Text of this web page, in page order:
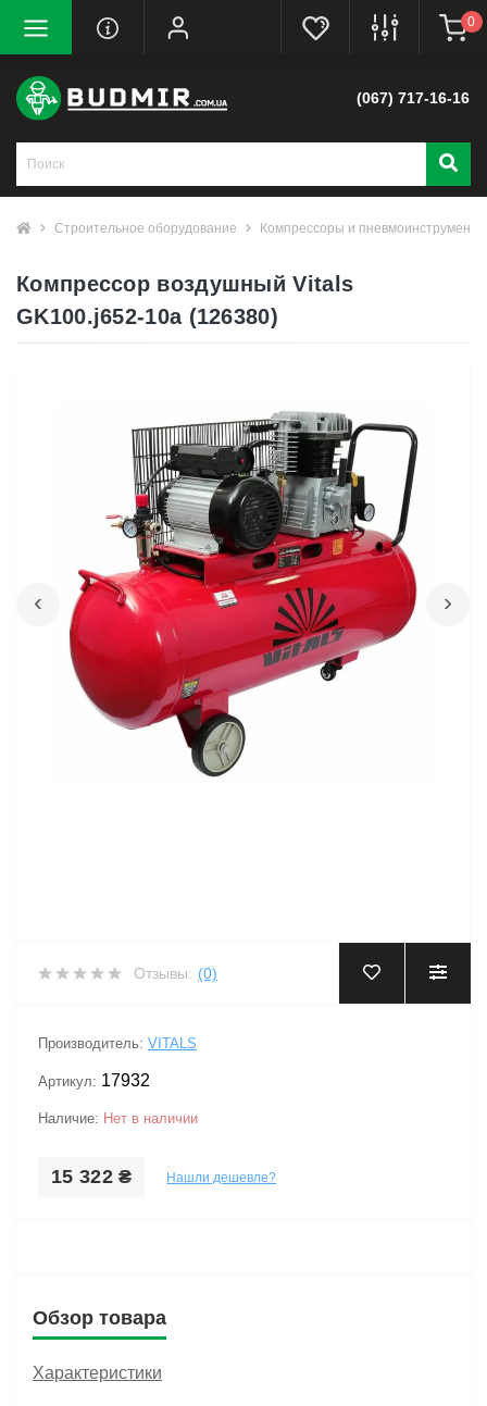
0
(067) 717-16-16
Строительное оборудование Компрессоры и пневмоинструмент
Компрессор воздушный Vitals
GK100.j652-10a (126380)
‹ ›
‹ ›
Отзывы: (0)
Производитель: VITALS
Артикул: 17932
Наличие: Нет в наличии
15 322 ₴ Нашли дешевле?
Обзор товара
Характеристики